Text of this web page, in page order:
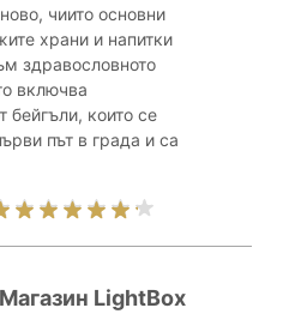
чиито основни
храни и напитки
здравословното
включва
бейгъли, които се
път в града и са
LightBox